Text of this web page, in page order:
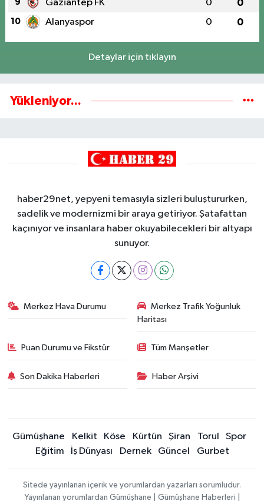
9 Gaziantep FK 0 0
10 Alanyaspor 0 0
Detaylar için tıklayın
Yükleniyor...
haber29net, yepyeni temasıyla sizleri buluştururken,
sadelik ve modernizmi bir araya getiriyor. Şatafattan
kaçınıyor ve insanlara haber okuyabilecekleri bir altyapı
sunuyor.
Merkez Hava Durumu
Merkez Trafik Yoğunluk
Haritası
Puan Durumu ve Fikstür Tüm Manşetler
Son Dakika Haberleri Haber Arşivi
Gümüşhane Kelkit Köse Kürtün Şiran Torul
Spor
Eğitim
İş Dünyası Dernek Güncel Gurbet
Sitede yayınlanan içerik ve yorumlardan yazarları sorumludur.
Yayınlanan yorumlardan Gümüşhane | Gümüşhane Haberleri |